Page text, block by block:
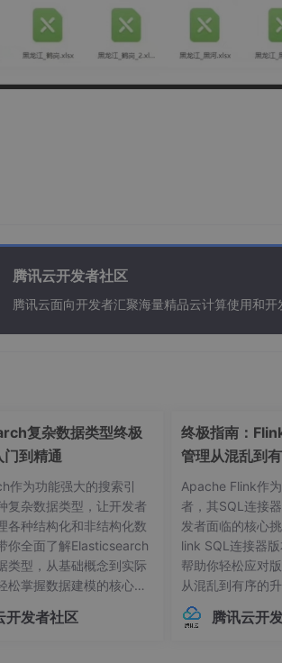
腾讯云开发者社区
腾讯云面向开发者汇聚海量精品云计算使用和开
复杂数据类型终极
门到精通
作为功能强大的搜索引
复杂数据类型，让开发者
各种结构化和非结构化数
你全面了解Elasticsearch
类型，从基础概念到实际
松掌握数据建模的核心技
象：构建层级化数据结构
中，对象类型（Objec
开发者社区
终极指南：
管理从混乱到
Apache Flink作
者，其SQL连接
发者面临的核心
link SQL连接器
帮助你轻松应对
从混乱到有序的
本管理的常见痛
中，连接器版本
腾讯云开